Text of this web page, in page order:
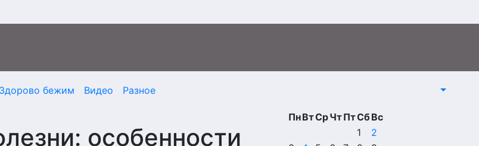
Здорово бежим Видео Разное
особенности
ПнВтСрЧтПтСбВс
1
2